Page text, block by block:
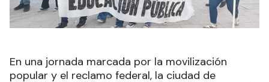
En una jornada marcada por la movilización
popular y el reclamo federal, la ciudad de